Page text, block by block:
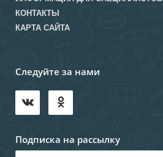
КОНТАКТЫ
КАРТА САЙТА
Следуйте за нами
Подписка на рассылку